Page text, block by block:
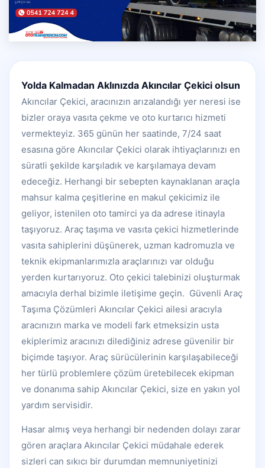
Yolda Kalmadan Aklınızda Akıncılar Çekici olsun
Akıncılar Çekici, aracınızın arızalandığı yer neresi ise
bizler oraya vasıta çekme ve oto kurtarıcı hizmeti
vermekteyiz. 365 günün her saatinde, 7/24 saat
esasına göre Akıncılar Çekici olarak ihtiyaçlarınızı en
süratli şekilde karşıladık ve karşılamaya devam
edeceğiz. Herhangi bir sebepten kaynaklanan araçla
mahsur kalma çeşitlerine en makul çekicimiz ile
geliyor, istenilen oto tamirci ya da adrese itinayla
taşıyoruz. Araç taşıma ve vasıta çekici hizmetlerinde
vasıta sahiplerini düşünerek, uzman kadromuzla ve
teknik ekipmanlarımızla araçlarınızı var olduğu
yerden kurtarıyoruz. Oto çekici talebinizi oluşturmak
amacıyla derhal bizimle iletişime geçin. Güvenli Araç
Taşıma Çözümleri Akıncılar Çekici ailesi aracıyla
aracınızın marka ve modeli fark etmeksizin usta
ekiplerimiz aracınızı dilediğiniz adrese güvenilir bir
biçimde taşıyor. Araç sürücülerinin karşılaşabileceği
her türlü problemlere çözüm üretebilecek ekipman
ve donanıma sahip Akıncılar Çekici, size en yakın yol
yardım servisidir.
Hasar almış veya herhangi bir nedenden dolayı zarar
gören araçlara Akıncılar Çekici müdahale ederek
sizleri can sıkıcı bir durumdan memnuniyetinizi